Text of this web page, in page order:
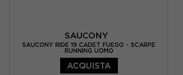
SAUCONY
SAUCONY RIDE 19 CADET FUEGO - SCARPE
RUNNING UOMO
ACQUISTA